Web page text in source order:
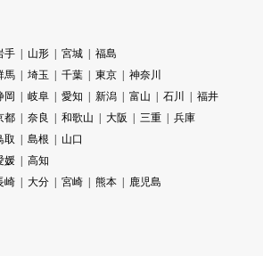
手 山形 宮城
福島
馬 埼玉 千葉 東京
神奈川
岡 岐阜 愛知 新潟 富山 石川
福井
都 奈良 和歌山 大阪 三重
兵庫
取 島根
山口
媛
高知
崎 大分 宮崎 熊本
鹿児島